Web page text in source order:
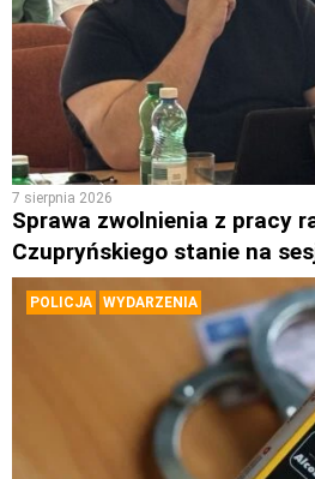
7 sierpnia 2026
Sprawa zwolnienia z pracy
Czupryńskiego stanie na
POLICJA WYDARZENIA